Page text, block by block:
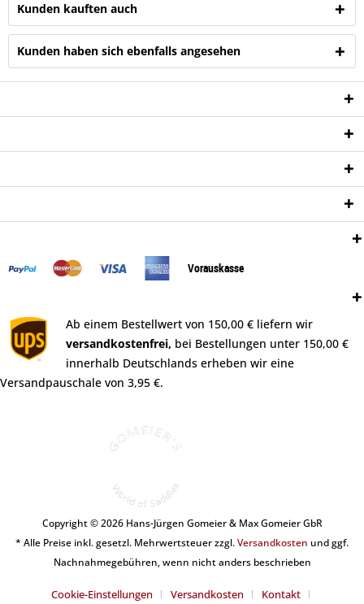
Kunden kauften auch
Kunden haben sich ebenfalls angesehen
Vorauskasse
Ab einem Bestellwert von 150,00 € liefern wir
versandkostenfrei, bei Bestellungen unter 150,00 €
innerhalb Deutschlands erheben wir eine
Versandpauschale von 3,95 €.
Copyright © 2026 Hans-Jürgen Gomeier & Max Gomeier GbR
* Alle Preise inkl. gesetzl. Mehrwertsteuer zzgl.Versandkosten und ggf.
Nachnahmegebühren, wenn nicht anders beschrieben
Cookie-Einstellungen Versandkosten Kontakt